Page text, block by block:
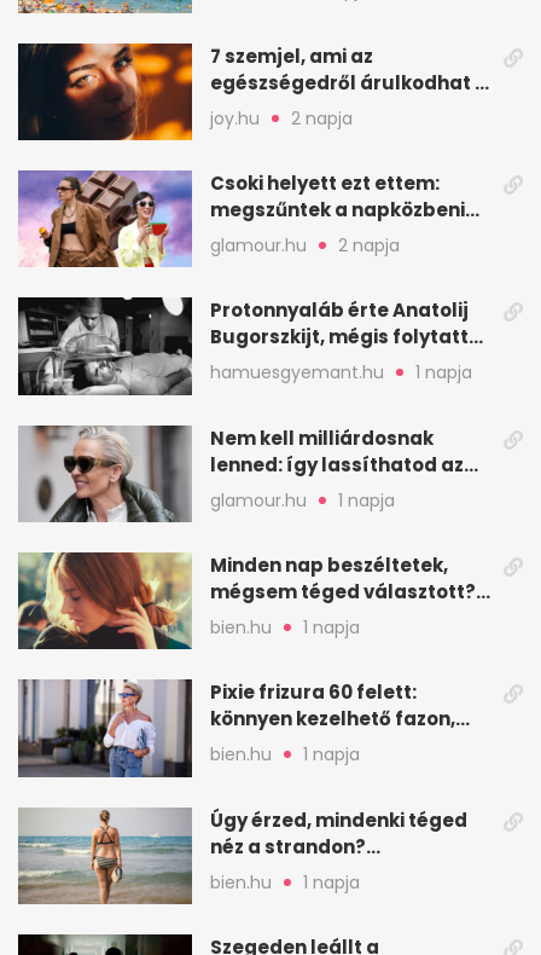
7 szemjel, ami az
egészségedről árulkodhat –
erre figyelj oda
joy.hu 2 napja
Csoki helyett ezt ettem:
megszűntek a napközbeni
nassolási rohamok
glamour.hu 2 napja
Protonnyaláb érte Anatolij
Bugorszkijt, mégis folytatta
a munkát
hamuesgyemant.hu 1 napja
Nem kell milliárdosnak
lenned: így lassíthatod az
öregedést a biológus szerint
glamour.hu 1 napja
Minden nap beszéltetek,
mégsem téged választott?
Ez az érzelmi csapda
bien.hu 1 napja
Pixie frizura 60 felett:
könnyen kezelhető fazon,
ami karaktert ad
bien.hu 1 napja
Úgy érzed, mindenki téged
néz a strandon?
Pszichológusok szerint más
áll a háttérben
bien.hu 1 napja
Szegeden leállt a